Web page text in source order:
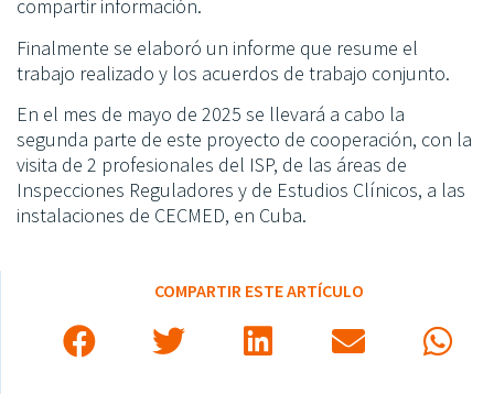
compartir información.
Finalmente se elaboró un informe que resume el
trabajo realizado y los acuerdos de trabajo conjunto.
En el mes de mayo de 2025 se llevará a cabo la
segunda parte de este proyecto de cooperación, con la
visita de 2 profesionales del ISP, de las áreas de
Inspecciones Reguladores y de Estudios Clínicos, a las
instalaciones de CECMED, en Cuba.
COMPARTIR ESTE ARTÍCULO